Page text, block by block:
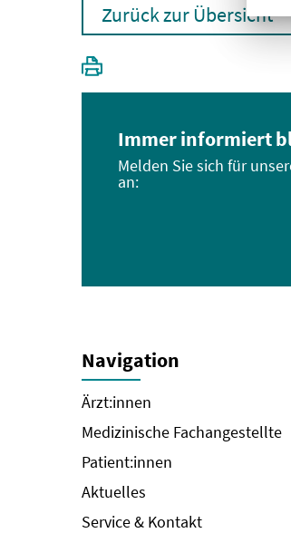
Zurück zur Übersicht
Immer informiert
Melden Sie sich für
an:
Navigation
Ärzt:innen
Medizinische Fachangestellte
Patient:innen
Aktuelles
Service & Kontakt